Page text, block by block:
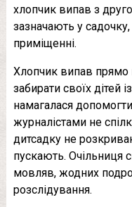
хлопчик випав з
зазначають у
приміщенні.
Хлопчик випав
забирати своїх дітей
намагалася
журналістами не
дитсадку не
пускають. Очільниця
мовляв, жодних
розслідування.